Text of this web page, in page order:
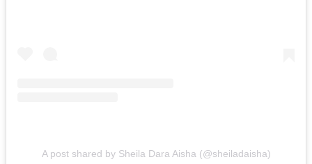
A post shared by Sheila Dara Aisha (@sheiladaisha)